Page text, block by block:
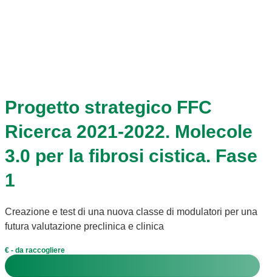
Progetto strategico FFC
Ricerca 2021-2022. Molecole
3.0 per la fibrosi cistica. Fase
1
Creazione e test di una nuova classe di modulatori per una
futura valutazione preclinica e clinica
€ - da raccogliere